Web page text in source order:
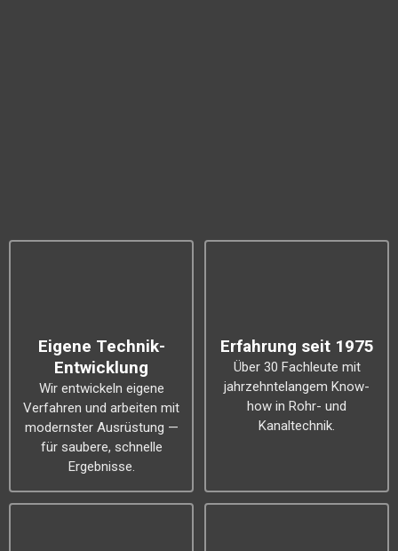
Eigene Technik-
Entwicklung
Wir entwickeln eigene
Verfahren und arbeiten mit
modernster Ausrüstung —
für saubere, schnelle
Ergebnisse.
Erfahrung seit 1975
Über 30 Fachleute mit
jahrzehntelangem Know-
how in Rohr- und
Kanaltechnik.